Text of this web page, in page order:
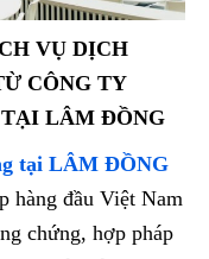
VỤ DỊCH
CÔNG TY
LÂM ĐỒNG
tại LÂM ĐỒNG
hàng đầu Việt Nam
chứng, hợp pháp